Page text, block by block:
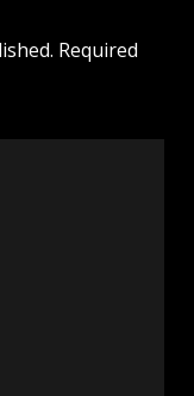
Required